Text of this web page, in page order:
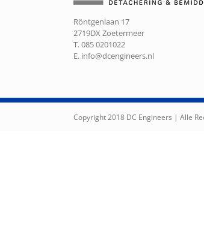
Röntgenlaan 17
2719DX Zoetermeer
T. 085 0201022
E. info@dcengineers.nl
Copyright 2018 DC Engineers | Alle